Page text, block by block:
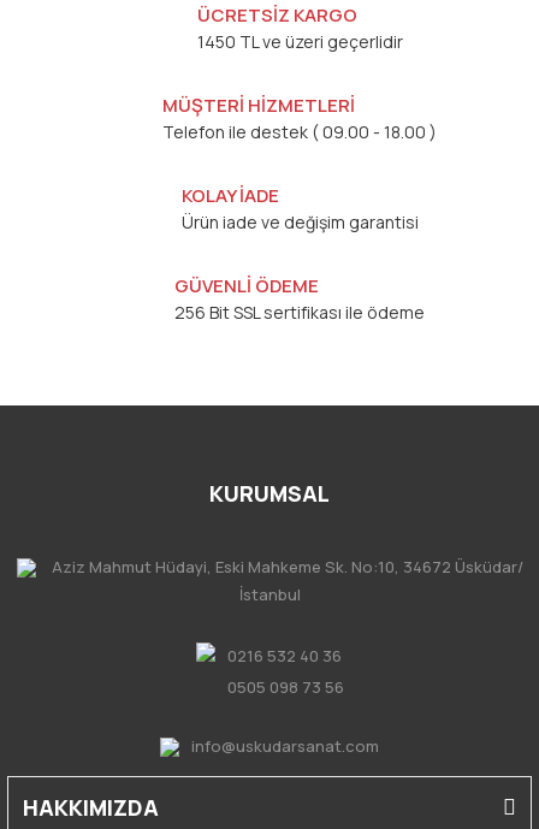
ÜCRETSİZ KARGO
1450 TL ve üzeri geçerlidir
MÜŞTERİ HİZMETLERİ
Telefon ile destek ( 09.00 - 18.00 )
KOLAY İADE
Ürün iade ve değişim garantisi
GÜVENLİ ÖDEME
256 Bit SSL sertifikası ile ödeme
KURUMSAL
Aziz Mahmut Hüdayi, Eski Mahkeme Sk. No:10, 34672 Üsküdar/
İstanbul
0216 532 40 36
0505 098 73 56
info@uskudarsanat.com
HAKKIMIZDA